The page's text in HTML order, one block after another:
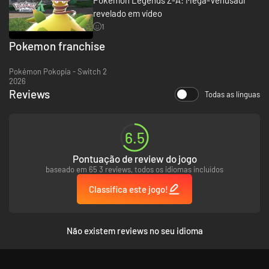
Pokémon, este não se limitará a mudar de forma e tamanho, como
também alcançará um novo nível de poder que poderá mudar o curso do
combate!
revelado em vídeo
1
Pokemon franchise
Pokémon Pokopia - Switch 2
2026
Reviews Todas as línguas
6.5
Pontuação de review do jogo
baseado em 65 3 reviews, todos os idiomas incluídos
Classifica este jogo!
Não existem reviews no seu idioma